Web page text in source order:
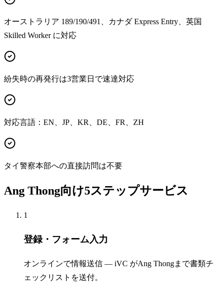
オーストラリア 189/190/491、カナダ Express Entry、英国
Skilled Worker に対応
紛失時の再発行は3営業日で速達対応
対応言語：EN、JP、KR、DE、FR、ZH
タイ警察本部への直接訪問は不要
Ang Thong向け5ステップサービス
1
登録・フォーム入力
オンラインで情報送信 — iVC がAng Thongまで書類チ
ェックリストを送付。